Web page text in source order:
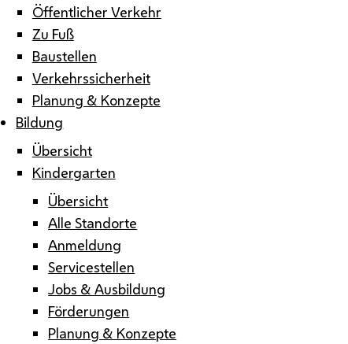
Öffentlicher Verkehr
Zu Fuß
Baustellen
Verkehrssicherheit
Planung & Konzepte
Bildung
Übersicht
Kindergarten
Übersicht
Alle Standorte
Anmeldung
Servicestellen
Jobs & Ausbildung
Förderungen
Planung & Konzepte